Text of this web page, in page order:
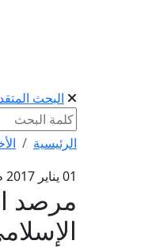
البحث
الرئيسية
01 يناير 2017 م
مرصد